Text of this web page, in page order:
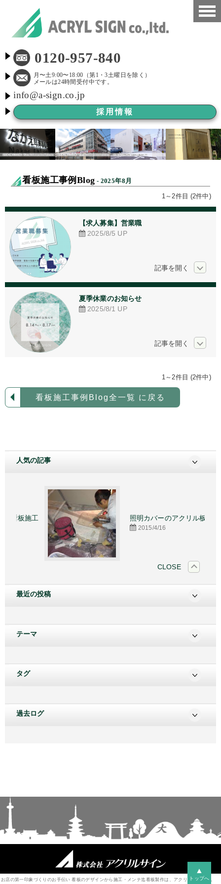
看板施工事例
会社概要
LED看板
看板施工ブログ
よくある質問
京都市新景観条例
看板Before After
アクリル加工
看板デザイン
お問い合わせ
採用情報
個人情報保護方針
0120-957-840
月〜土9:00〜18:00（第1・3土曜日を除く）
メールは24時間受付中です。
info@a-sign.co.jp
採用情報
看板施工事例Blog - 2025年8月
1～2件目 (2件中)
【求人募集】営業職
2025/8/5 UP
夏季休業のお知らせ
2025/8/1 UP
1～2件目 (2件中)
看板施工事例Blog全一覧 に戻る
人気の記事
照明カバーのアクリル板
2015/4/16
CLOSE
最近の投稿
テーマ
タグ
過去ログ
お店の第一印象づくりのお手伝い 看板のデザインから施工・メンテ迄看板製作は、アクリルサインへ。
▲
トップへ